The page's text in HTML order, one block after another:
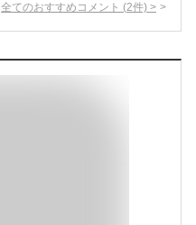
全てのおすすめコメント (2件) >